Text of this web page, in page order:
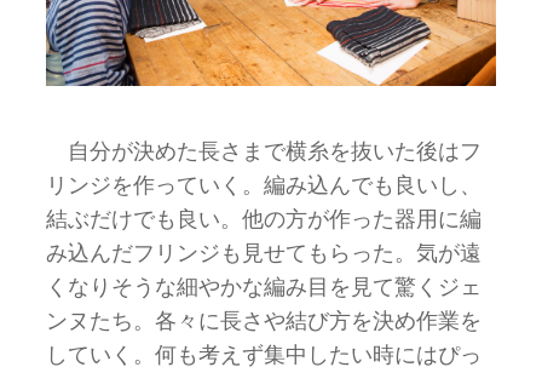
自分が決めた長さまで横糸を抜いた後はフ
リンジを作っていく。編み込んでも良いし、
結ぶだけでも良い。他の方が作った器用に編
み込んだフリンジも見せてもらった。気が遠
くなりそうな細やかな編み目を見て驚くジェ
ンヌたち。各々に長さや結び方を決め作業を
していく。何も考えず集中したい時にはぴっ